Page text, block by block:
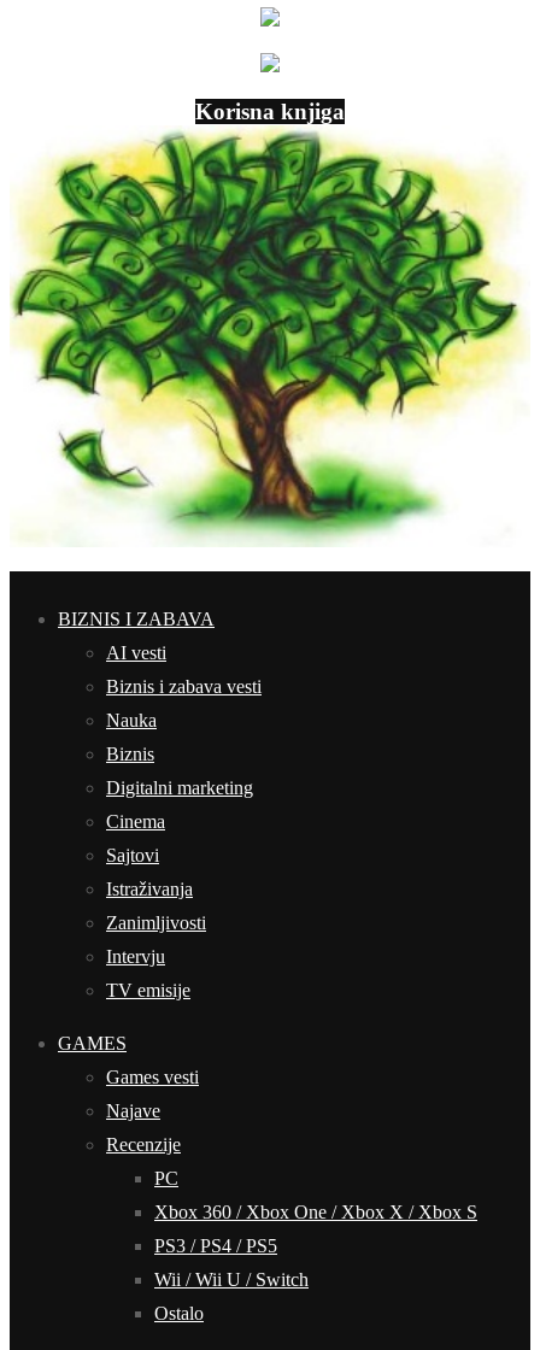
Korisna knjiga
BIZNIS I ZABAVA
AI vesti
Biznis i zabava vesti
Nauka
Biznis
Digitalni marketing
Cinema
Sajtovi
Istraživanja
Zanimljivosti
Intervju
TV emisije
GAMES
Games vesti
Najave
Recenzije
PC
Xbox 360 / Xbox One / Xbox X / Xbox S
PS3 / PS4 / PS5
Wii / Wii U / Switch
Ostalo